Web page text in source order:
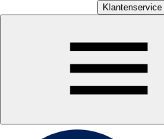
Klantenservice